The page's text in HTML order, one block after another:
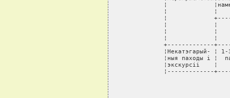
¦
¦             ¦
¦
¦             ¦
¦             ¦
¦             ¦
+-------------
¦Некатэгарый- ¦
¦ныя паходы i ¦
¦экскурсii
¦-------------